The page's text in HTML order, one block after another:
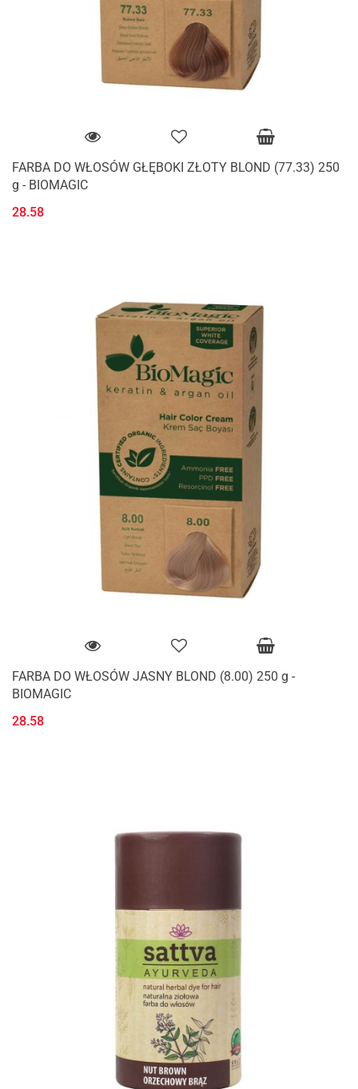
FARBA DO WŁOSÓW GŁĘBOKI ZŁOTY BLOND (77.33) 250
g - BIOMAGIC
28.58
FARBA DO WŁOSÓW JASNY BLOND (8.00) 250 g -
BIOMAGIC
28.58